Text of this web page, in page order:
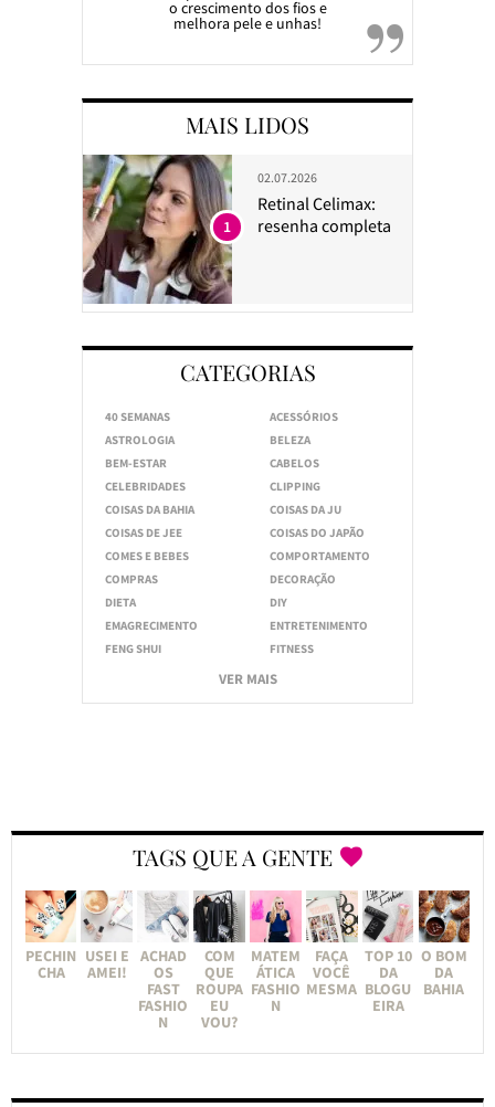
o crescimento dos fios e
melhora pele e unhas!
MAIS LIDOS
02.07.2026
Retinal Celimax:
resenha completa
1
CATEGORIAS
40 SEMANAS
ACESSÓRIOS
ASTROLOGIA
BELEZA
BEM-ESTAR
CABELOS
CELEBRIDADES
CLIPPING
COISAS DA BAHIA
COISAS DA JU
COISAS DE JEE
COISAS DO JAPÃO
COMES E BEBES
COMPORTAMENTO
COMPRAS
DECORAÇÃO
DIETA
DIY
EMAGRECIMENTO
ENTRETENIMENTO
FENG SHUI
FITNESS
VER MAIS
TAGS QUE A GENTE
PECHIN
CHA
USEI E
AMEI!
ACHAD
OS
FAST
FASHIO
N
COM
QUE
ROUPA
EU
VOU?
MATEM
ÁTICA
FASHIO
N
FAÇA
VOCÊ
MESMA
TOP 10
DA
BLOGU
EIRA
O BOM
DA
BAHIA